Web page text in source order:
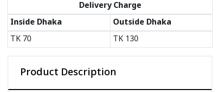
Delivery Charge
Inside Dhaka
Outside Dhaka
TK 70 TK 130
Product Description